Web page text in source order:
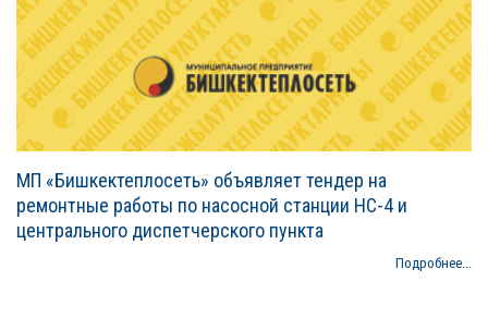
МП «Бишкектеплосеть» объявляет тендер на
ремонтные работы по насосной станции НС-4 и
центрального диспетчерского пункта
Подробнее...